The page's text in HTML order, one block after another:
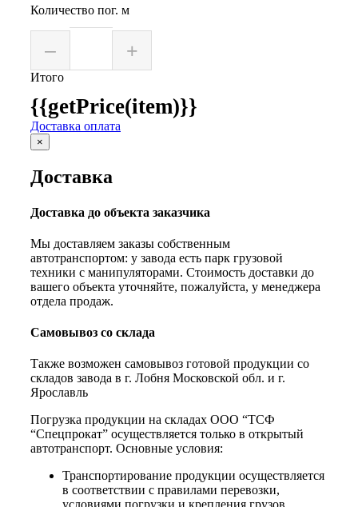
Количество пог. м
– +
Итого
{{getPrice(item)}}
Доставка оплата
×
Доставка
Доставка до объекта заказчика
Мы доставляем заказы собственным
автотранспортом: у завода есть парк грузовой
техники с манипуляторами. Стоимость доставки до
вашего объекта уточняйте, пожалуйста, у менеджера
отдела продаж.
Самовывоз со склада
Также возможен самовывоз готовой продукции со
складов завода в г. Лобня Московской обл. и г.
Ярославль
Погрузка продукции на складах ООО “ТСФ
“Спецпрокат” осуществляется только в открытый
автотранспорт. Основные условия:
Транспортирование продукции осуществляется
в соответствии с правилами перевозки,